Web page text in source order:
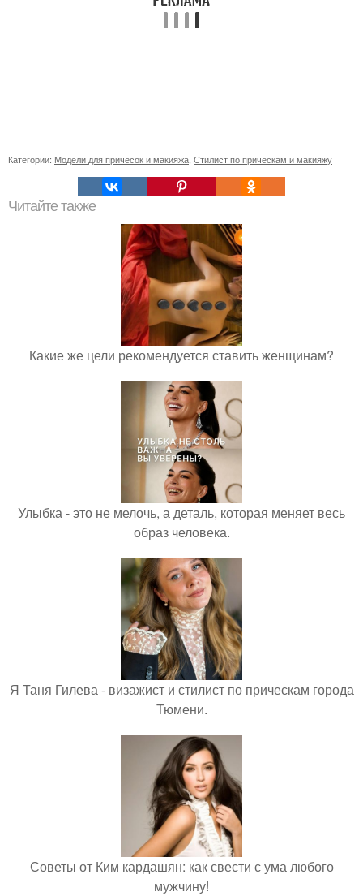
Категории: Модели для причесок и макияжа Стилист по прическам и макияжу
Читайте также
Какие же цели рекомендуется ставить женщинам?
Улыбка - это не мелочь, а деталь, которая меняет весь
образ человека.
Я Таня Гилева - визажист и стилист по прическам города
Тюмени.
Советы от Ким кардашян: как свести с ума любого
мужчину!